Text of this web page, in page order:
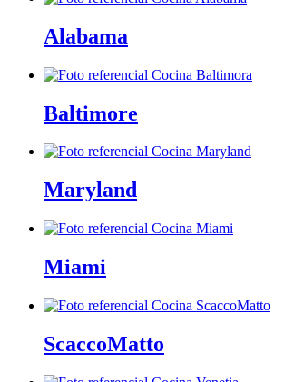
Alabama
Baltimore
Maryland
Miami
ScaccoMatto